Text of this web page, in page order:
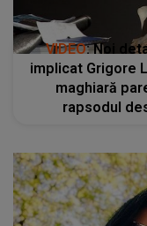
VIDEO: Noi
implicat Grigore
maghiară
rapsodul